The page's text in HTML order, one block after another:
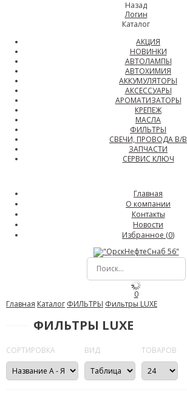
Назад
Логин
Каталог
АКЦИЯ
НОВИНКИ
АВТОЛАМПЫ
АВТОХИМИЯ
АККУМУЛЯТОРЫ
АКСЕССУАРЫ
АРОМАТИЗАТОРЫ
КРЕПЕЖ
МАСЛА
ФИЛЬТРЫ
СВЕЧИ, ПРОВОДА В/В
ЗАПЧАСТИ
СЕРВИС КЛЮЧ
Главная
О компании
Контакты
Новости
Избранное (0)
0
Главная Каталог ФИЛЬТРЫ Фильтры LUXE
ФИЛЬТРЫ LUXE
СОРТИРОВКА ВИД ТОВАРОВ